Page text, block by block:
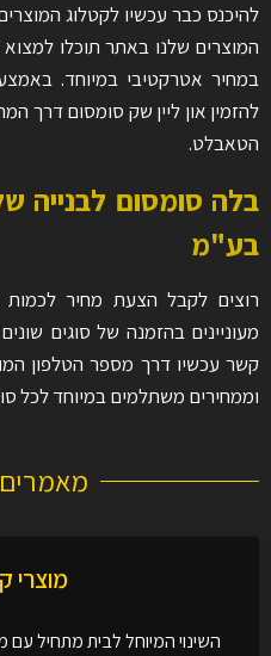
להיכנס כבר עכשיו לקטלוג
המוצרים שלנו באתר תוכלו
במחיר אטרקטיבי במיוחד.
להזמין און ליין שק סומסום דרך
הטאבלט.
בלה סומסום
בע"מ
רוצים לקבל הצעת מחיר לכמות
מעוניינים בהזמנה של סוגים
קשר עכשיו דרך מספר הטלפון
וממחירים משתלמים במיוחד לכל
מוצרי
השינוי המיוחל לבית מתחיל עם